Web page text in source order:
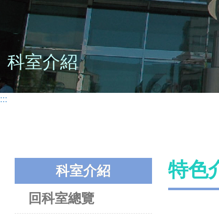
科室介紹
:::
科室介紹
回科室總覽
特色